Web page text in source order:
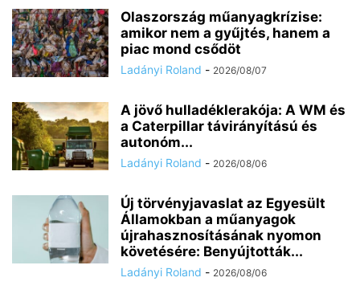
Olaszország műanyagkrízise:
amikor nem a gyűjtés, hanem a
piac mond csődöt
Ladányi Roland - 2026/08/07
A jövő hulladéklerakója: A WM és
a Caterpillar távirányítású és
autonóm...
Ladányi Roland - 2026/08/06
Új törvényjavaslat az Egyesült
Államokban a műanyagok
újrahasznosításának nyomon
követésére: Benyújtották...
Ladányi Roland - 2026/08/06